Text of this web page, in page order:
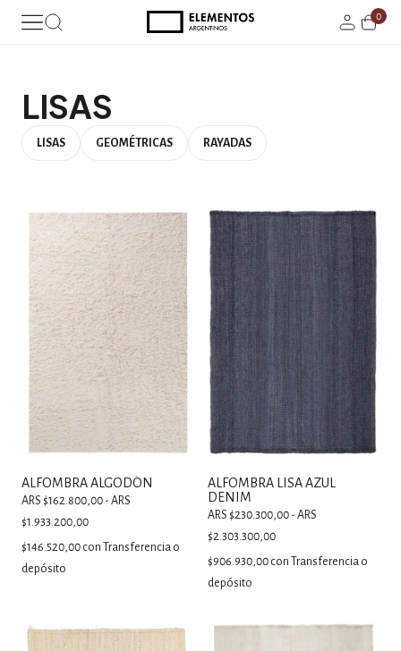
0
LISAS
LISAS GEOMÉTRICAS RAYADAS
ALFOMBRA ALGODÓN
ARS $162.800,00 - ARS
$1.933.200,00
$146.520,00 con
Transferencia o
depósito
ALFOMBRA LISA AZUL
DENIM
ARS $230.300,00 - ARS
$2.303.300,00
$906.930,00 con
Transferencia o
depósito